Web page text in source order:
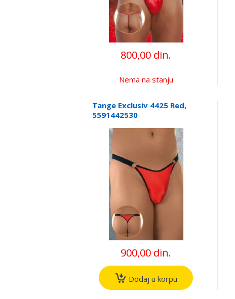
800,00 din.
Nema na stanju
Tange Exclusiv 4425 Red,
5591442530
900,00 din.
Dodaj u korpu